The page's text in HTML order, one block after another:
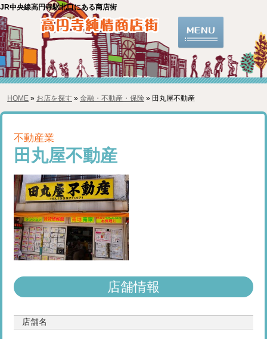
JR中央線高円寺駅北口にある商店街
HOME » お店を探す » 金融・不動産・保険» 田丸屋不動産
不動産業
田丸屋不動産
店舗情報
店舗名